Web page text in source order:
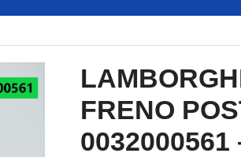
FRENO
0032000561